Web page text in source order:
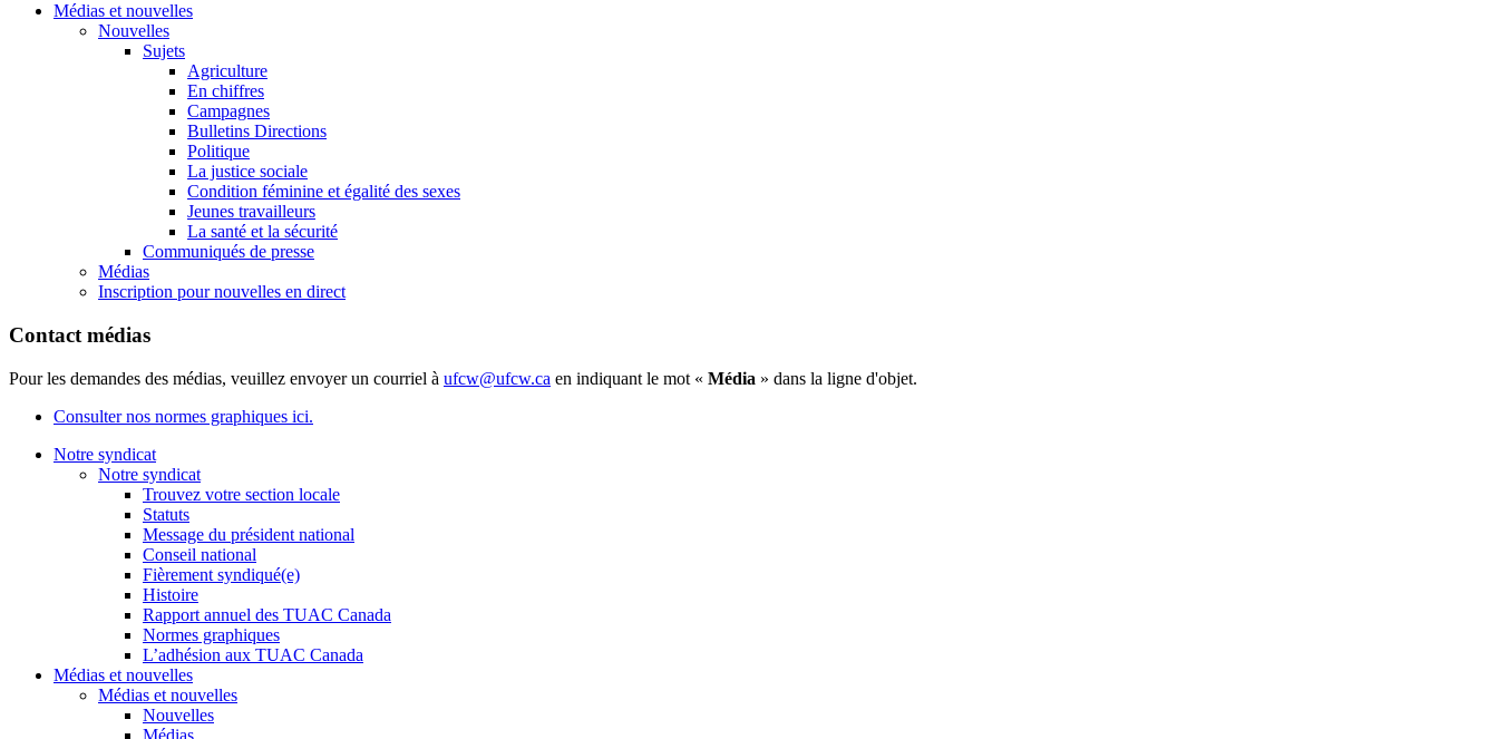
Médias et nouvelles
Nouvelles
Sujets
Agriculture
En chiffres
Campagnes
Bulletins Directions
Politique
La justice sociale
Condition féminine et égalité des sexes
Jeunes travailleurs
La santé et la sécurité
Communiqués de presse
Médias
Inscription pour nouvelles en direct
Contact médias
Pour les demandes des médias, veuillez envoyer un courriel à ufcw@ufcw.ca en indiquant le mot « Média » dans la ligne d'objet.
Consulter nos normes graphiques ici.
Notre syndicat
Notre syndicat
Trouvez votre section locale
Statuts
Message du président national
Conseil national
Fièrement syndiqué(e)
Histoire
Rapport annuel des TUAC Canada
Normes graphiques
L’adhésion aux TUAC Canada
Médias et nouvelles
Médias et nouvelles
Nouvelles
Médias